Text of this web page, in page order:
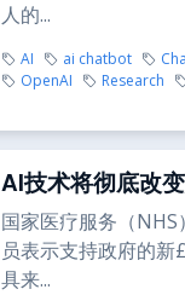
人的...
AI ai chatbot
OpenAI
Research
AI技术将彻底改
国家医疗服务（
员表示支持政府的
具来...